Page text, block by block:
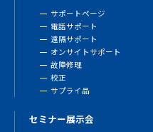
サポートページ
電話サポート
遠隔サポート
オンサイトサポート
故障修理
校正
サプライ品
セミナー展示会